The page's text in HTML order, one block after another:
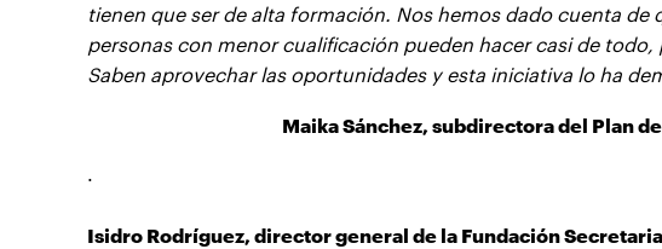
tienen que ser de alta formación. Nos hemos dado cuenta de
personas con menor cualificación pueden hacer casi de
Saben aprovechar las oportunidades y esta iniciativa lo ha
Maika Sánchez, subdirectora del Plan
.
Isidro Rodríguez, director general de la Fundación